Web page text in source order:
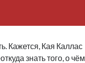
Кажется, Кая Каллас
знать того, о чём